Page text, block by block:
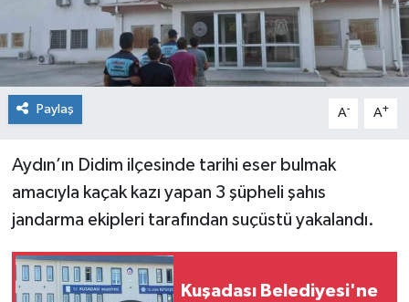
Paylaş A- A+
Aydın’ın Didim ilçesinde tarihi eser bulmak
amacıyla kaçak kazı yapan 3 şüpheli şahıs
jandarma ekipleri tarafından suçüstü yakalandı.
Kuşadası Belediyesi'ne